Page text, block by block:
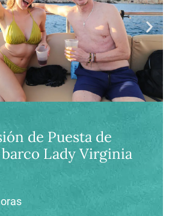
de Puesta de
Lady Virginia